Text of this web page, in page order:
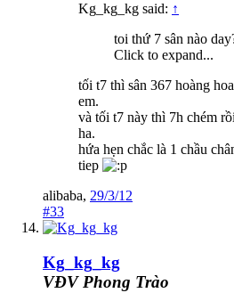
Kg_kg_kg said: ↑
toi thứ 7 sân nào
Click to expand...
tối t7 thì sân 367 hoàng
em.
và tối t7 này thì 7h chém
ha.
hứa hẹn chắc là 1 chầu
tiep
alibaba, 29/3/12
#33
Kg_kg_kg
VĐV Phong Trào